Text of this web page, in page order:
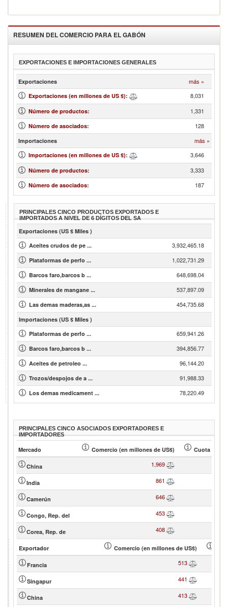
RESUMEN DEL COMERCIO PARA ELGABÓN
EXPORTACIONES E IMPORTACIONES GENERALES
Exportaciones más »
Exportaciones (en millones de US $): 8,031
Número de productos: 1,331
Número de asociados: 128
Importaciones más »
Importaciones (en millones de US $): 3,646
Número de productos: 3,333
Número de asociados: 187
PRINCIPALES CINCO PRODUCTOS EXPORTADOS E
IMPORTADOS A NIVEL DE 6 DÍGITOS DEL SA
Exportaciones (US $ Miles )
Aceites crudos de pe ...
3,932,465.18
Plataformas de perfo ... 1,022,731.29
Barcos faro,barcos b ... 648,698.04
Minerales de mangane ... 537,897.09
Las demas maderas,as ... 454,735.68
Importaciones (US $ Miles )
Plataformas de perfo ...
659,941.26
Barcos faro,barcos b ... 394,856.77
Aceites de petroleo ... 96,144.20
Trozos/despojos de a ... 91,988.33
Los demas medicament ... 78,220.49
PRINCIPALES CINCO ASOCIADOS EXPORTADORES E
IMPORTADORES
Mercado Comercio (en millones de US$) Cuota de
China 1,969
India 861
Camerún 646
Congo, Rep. del 453
Corea, Rep. de 408
Exportador Comercio (en millones de US$)
Francia 513
Singapur 441
China 413